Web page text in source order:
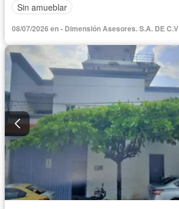
Sin amueblar
08/07/2026 en - Dimensión Asesores. S.A. DE C.V